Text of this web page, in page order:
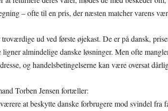
– ofte til en pris, der næsten matcher varens
ud ved første øjekast. De er på dansk,
ligner almindelige danske løsninger. Men ofte
og handelsbetingelserne kan være oversat
Torben Jensen fortæller:
at beskytte danske forbrugere mod svindel fra